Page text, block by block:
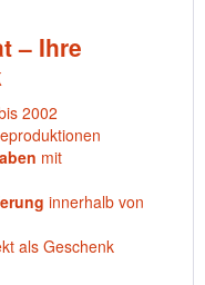
– Ihre
2002
mit
innerhalb von
als Geschenk